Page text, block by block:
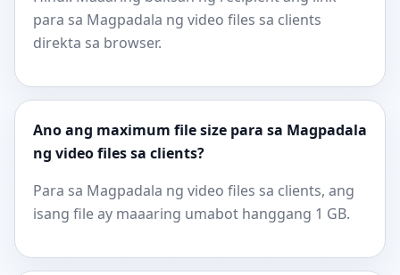
para sa Magpadala ng video files sa clients
direkta sa browser.
Ano ang maximum file size para sa Magpadala
ng video files sa clients?
Para sa Magpadala ng video files sa clients, ang
isang file ay maaaring umabot hanggang 1 GB.